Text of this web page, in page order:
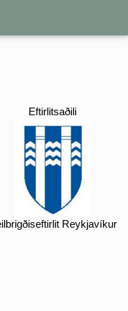
Eftirlitsaðili
Reykjavíkur